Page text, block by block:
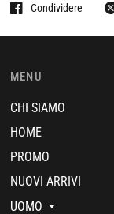
Condividere
MENU
CHI SIAMO
HOME
PROMO
NUOVI ARRIVI
UOMO